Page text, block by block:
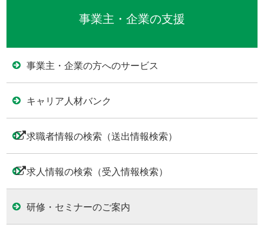
事業主・企業の支援
事業主・企業の方へのサービス
キャリア人材バンク
求職者情報の検索（送出情報検索）
求人情報の検索（受入情報検索）
研修・セミナーのご案内